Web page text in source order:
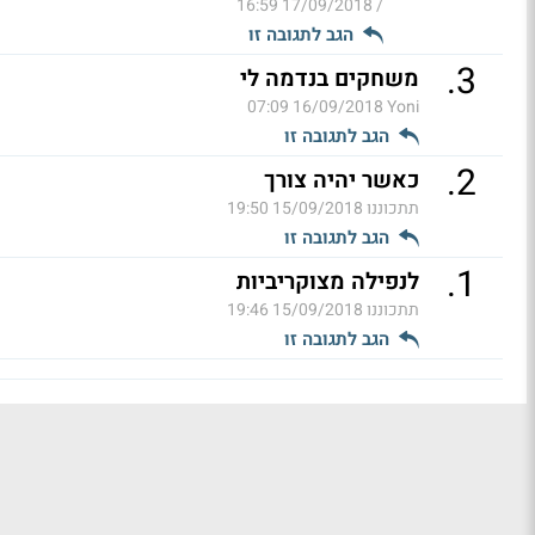
/
17/09/2018 16:59
הגב לתגובה זו
3
. משחקים בנדמה לי
Yoni
16/09/2018 07:09
הגב לתגובה זו
2
. כאשר יהיה צורך
תתכוננו15/09/2018 19:50
הגב לתגובה זו
1
. לנפילה מצוקריביות
תתכוננו15/09/2018 19:46
הגב לתגובה זו